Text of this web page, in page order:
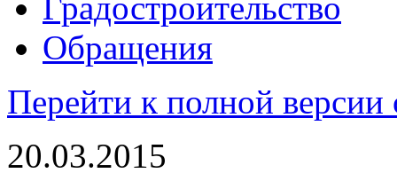
Обращения
Перейти к полной версии
20.03.2015